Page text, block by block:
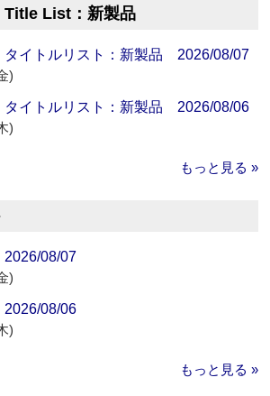
List：新製品
タイトルリスト：新製品 2026/08/07
)
タイトルリスト：新製品 2026/08/06
)
もっと見る »
08/07
)
08/06
)
もっと見る »